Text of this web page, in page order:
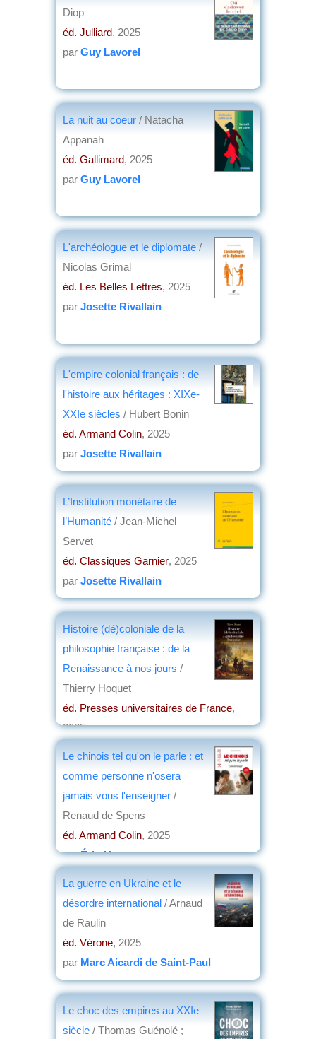
Diop
éd. Julliard, 2025
par Guy Lavorel
La nuit au coeur / Natacha
Appanah
éd. Gallimard, 2025
par Guy Lavorel
L'archéologue et le diplomate /
Nicolas Grimal
éd. Les Belles Lettres, 2025
par Josette Rivallain
L'empire colonial français : de
l'histoire aux héritages : XIXe-
XXIe siècles / Hubert Bonin
éd. Armand Colin, 2025
par Josette Rivallain
L’Institution monétaire de
l’Humanité / Jean-Michel
Servet
éd. Classiques Garnier, 2025
par Josette Rivallain
Histoire (dé)coloniale de la
philosophie française : de la
Renaissance à nos jours /
Thierry Hoquet
éd. Presses universitaires de France,
2025
Le chinois tel qu'on le parle : et
comme personne n'osera
jamais vous l'enseigner /
Renaud de Spens
éd. Armand Colin, 2025
parÉric Meyer
La guerre en Ukraine et le
désordre international / Arnaud
de Raulin
éd. Vérone, 2025
par Marc Aicardi de Saint-Paul
Le choc des empires au XXIe
siècle / Thomas Guénolé ;